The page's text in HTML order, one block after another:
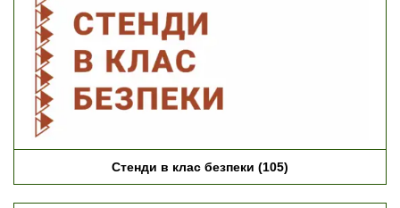
Стенди в клас безпеки (105)